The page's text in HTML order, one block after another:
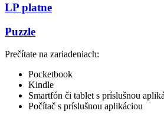
LP platne
Puzzle
Prečítate na zariadeniach:
Pocketbook
Kindle
Smartfón či tablet s príslušnou
Počítač s príslušnou aplikáciou